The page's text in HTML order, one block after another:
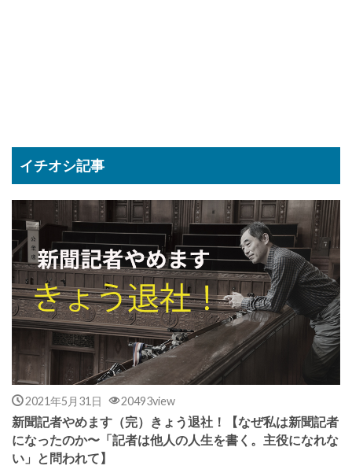
イチオシ記事
2021年5月31日 20493view
新聞記者やめます（完）きょう退社！【なぜ私は新聞記者
になったのか〜「記者は他人の人生を書く。主役になれな
い」と問われて】